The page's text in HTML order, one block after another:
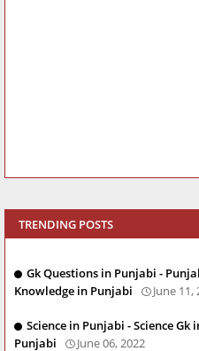
TRENDING POSTS
Gk Questions in Punjabi -
Knowledge in Punjabi
June 11,
Science in Punjabi - Science
Punjabi
June 06, 2022